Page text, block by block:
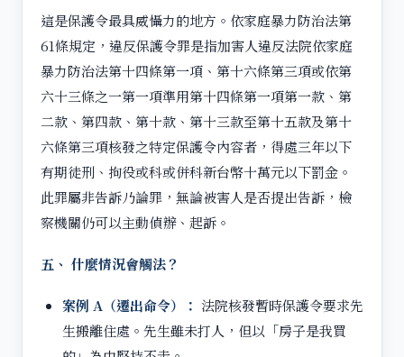
這是保護令最具威懾力的地方。依家庭暴力防治法第
61條規定，違反保護令罪是指加害人違反法院依家庭
暴力防治法第十四條第一項、第十六條第三項或依第
六十三條之一第一項準用第十四條第一項第一款、第
二款、第四款、第十款、第十三款至第十五款及第十
六條第三項核發之特定保護令內容者，得處三年以下
有期徒刑、拘役或科或併科新台幣十萬元以下罰金。
此罪屬非告訴乃論罪，無論被害人是否提出告訴，檢
察機關仍可以主動偵辦、起訴。
五、 什麼情況會觸法？
案例 A（遷出命令）： 法院核發暫時保護令要求先
生搬離住處。先生雖未打人，但以「房子是我買